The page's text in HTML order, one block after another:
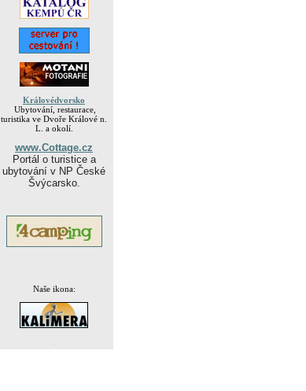
Královédvorsko
Ubytování, restaurace,
turistika ve Dvoře Králové n.
L. a okolí.
www.Cottage.cz
Portál o turistice a
ubytování v NP České
Švýcarsko.
Naše ikona: